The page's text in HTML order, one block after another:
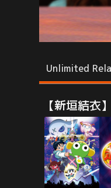
Unlimited
【新垣結衣